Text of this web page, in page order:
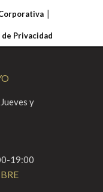
Privacidad
y
19:00